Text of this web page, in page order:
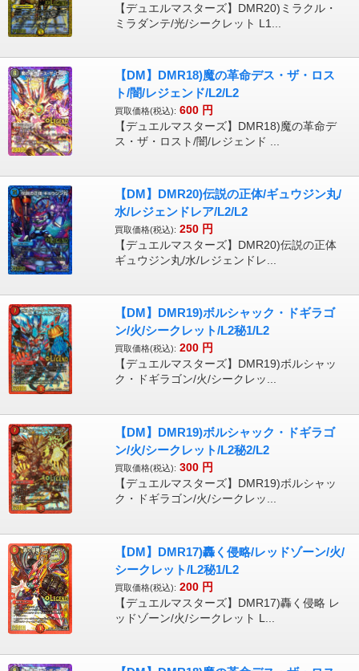
【デュエルマスターズ】DMR20)ミラクル・
ミラダンテ/光/シークレット L1...
【DM】DMR18)魔の革命デス・ザ・ロス
ト/闇/レジェンド/L2/L2
買取価格(税込): 600 円
【デュエルマスターズ】DMR18)魔の革命デ
ス・ザ・ロスト/闇/レジェンド ...
【DM】DMR20)伝説の正体/ギュウジン丸/
水/レジェンドレア/L2/L2
買取価格(税込): 250 円
【デュエルマスターズ】DMR20)伝説の正体
ギュウジン丸/水/レジェンドレ...
【DM】DMR19)ボルシャック・ドギラゴ
ン/火/シークレット/L2秘1/L2
買取価格(税込): 200 円
【デュエルマスターズ】DMR19)ボルシャッ
ク・ドギラゴン/火/シークレッ...
【DM】DMR19)ボルシャック・ドギラゴ
ン/火/シークレット/L2秘2/L2
買取価格(税込): 300 円
【デュエルマスターズ】DMR19)ボルシャッ
ク・ドギラゴン/火/シークレッ...
【DM】DMR17)轟く侵略/レッドゾーン/火/
シークレット/L2秘1/L2
買取価格(税込): 200 円
【デュエルマスターズ】DMR17)轟く侵略 レ
ッドゾーン/火/シークレット L...